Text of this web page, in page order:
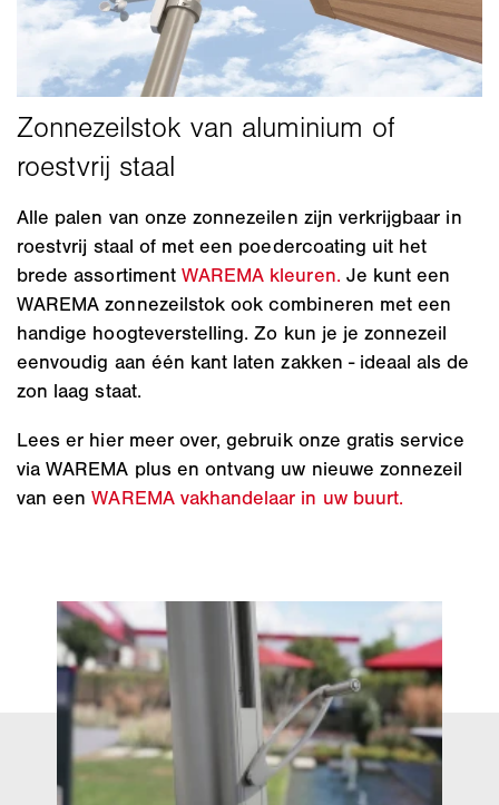
Alle palen van onze zonnezeilen zijn verkrijgbaar in
roestvrij staal of met een poedercoating uit het
brede assortiment WAREMA kleuren. Je kunt een
WAREMA zonnezeilstok ook combineren met een
handige hoogteverstelling. Zo kun je je zonnezeil
eenvoudig aan één kant laten zakken - ideaal als de
zon laag staat.
Lees er hier meer over, gebruik onze gratis service
via WAREMA plus en ontvang uw nieuwe zonnezeil
van eenWAREMA vakhandelaar in uw buurt.